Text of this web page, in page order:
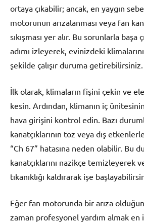
ortaya çıkabilir; ancak, en yaygın
motorunun arızalanması veya fan
sıkışması yer alır. Bu sorunlarla başa
adımı izleyerek, evinizdeki
şekilde çalışır duruma getirebilirsiniz.
İlk olarak, klimaların fişini çekin ve
kesin. Ardından, klimanın iç
hava girişini kontrol edin. Bazı
kanatçıklarının toz veya dış
“Ch 67” hatasına neden olabilir. Bu
kanatçıklarını nazikçe temizleyerek
tıkanıklığı kaldırarak işe
Eğer fan motorunda bir arıza
zaman profesyonel yardım almak en